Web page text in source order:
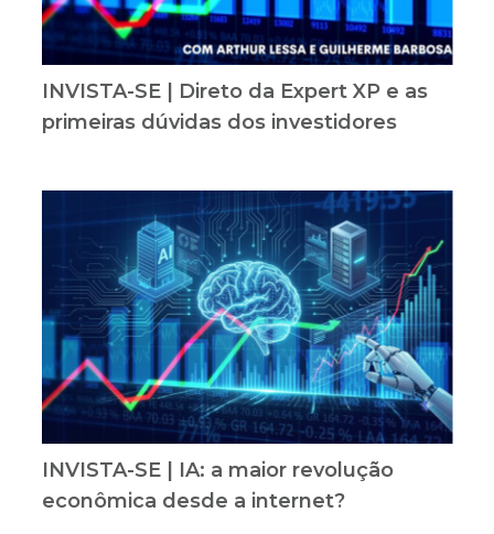
INVISTA-SE | Direto da Expert XP e as
primeiras dúvidas dos investidores
INVISTA-SE | IA: a maior revolução
econômica desde a internet?